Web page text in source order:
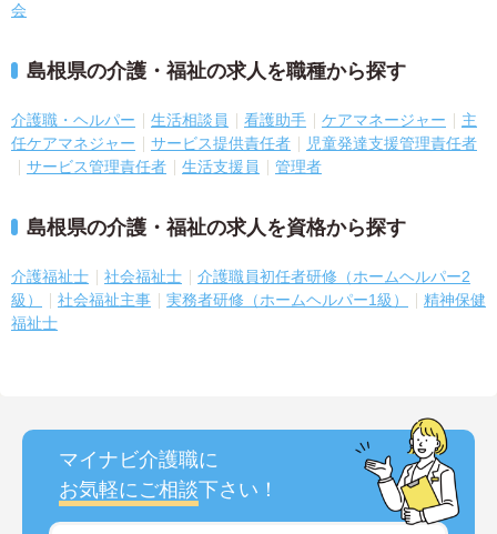
会
島根県の介護・福祉の求人を職種から探す
介護職・ヘルパー 生活相談員 看護助手 ケアマネージャー
主
任ケアマネジャー
サービス提供責任者
児童発達支援管理責任者
サービス管理責任者
生活支援員 管理者
島根県の介護・福祉の求人を資格から探す
介護福祉士 社会福祉士
介護職員初任者研修（ホームヘルパー2
級）
社会福祉主事 実務者研修（ホームヘルパー1級）
精神保健
福祉士
マイナビ介護職に
お気軽にご相談下さい！